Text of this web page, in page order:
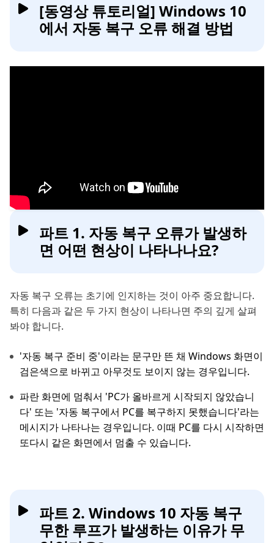
[동영상 튜토리얼] Windows 10
에서 자동 복구 오류 해결 방법
파트 1. 자동 복구 오류가 발생하
면 어떤 현상이 나타나나요?
자동 복구 오류는 초기에 인지하는 것이 아주 중요합니다.
특히 다음과 같은 두 가지 현상이 나타나면 주의 깊게 살펴
봐야 합니다.
'자동 복구 준비 중'이라는 문구만 뜬 채 Windows 화면이
검은색으로 바뀌고 아무것도 보이지 않는 경우입니다.
파란 화면에 멈춰서 'PC가 올바르게 시작되지 않았습니
다' 또는 '자동 복구에서 PC를 복구하지 못했습니다'라는
메시지가 나타나는 경우입니다. 이때 PC를 다시 시작하면
또다시 같은 화면에서 멈출 수 있습니다.
파트 2. Windows 10 자동 복구
무한 루프가 발생하는 이유가 무